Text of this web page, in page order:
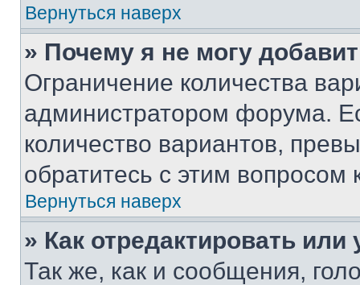
Вернуться наверх
» Почему я не могу
Ограничение количества
администратором форума.
количество вариантов,
обратитесь с этим вопросом
Вернуться наверх
» Как отредактировать
Так же, как и сообщения,